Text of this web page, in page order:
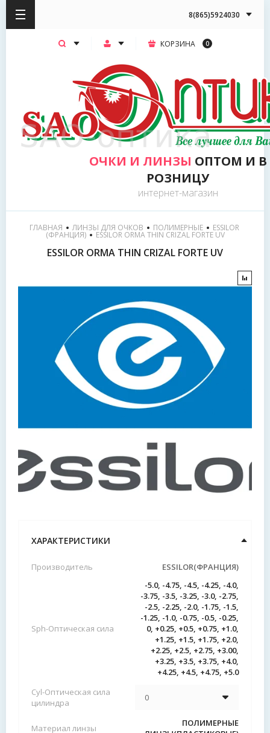
ОЧКИ И ЛИНЗЫ ОПТОМ И В
РОЗНИЦУ
интернет-магазин
КОРЗИНА 0
8(865)5924030
ГЛАВНАЯ ЛИНЗЫ ДЛЯ ОЧКОВ ПОЛИМЕРНЫЕ ESSILOR
(ФРАНЦИЯ)
  ESSILOR ORMA THIN CRIZAL FORTE UV
ESSILOR ORMA THIN CRIZAL FORTE UV
Производитель ESSILOR(ФРАНЦИЯ)
Sph-Оптическая сила
-5.0, -4.75, -4.5, -4.25, -4.0,
-3.75, -3.5, -3.25, -3.0, -2.75,
-2.5, -2.25, -2.0, -1.75, -1.5,
-1.25, -1.0, -0.75, -0.5, -0.25,
0, +0.25, +0.5, +0.75, +1.0,
+1.25, +1.5, +1.75, +2.0,
+2.25, +2.5, +2.75, +3.00,
+3.25, +3.5, +3.75, +4.0,
+4.25, +4.5, +4.75, +5.0
Cyl-Оптическая сила
цилиндра
Материал линзы
ПОЛИМЕРНЫЕ
ХАРАКТЕРИСТИКИ